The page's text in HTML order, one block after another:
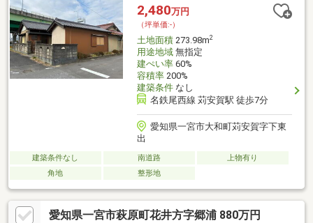
2,480万円
（坪単価:-）
土地面積273.98m2
用途地域無指定
建ぺい率60%
容積率200%
建築条件なし
名鉄尾西線 苅安賀駅 徒歩7分
愛知県一宮市大和町苅安賀字下東
出
建築条件なし 南道路
上物有り
角地
整形地
愛知県一宮市萩原町花井方字郷浦 880万円